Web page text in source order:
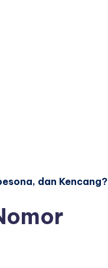
dan Kencang?